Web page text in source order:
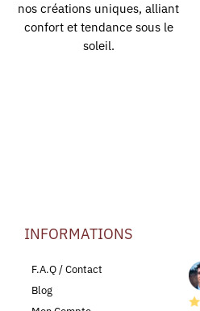
nos créations uniques, alliant
confort et tendance sous le
soleil.
INFORMATIONS
F.A.Q / Contact
Blog